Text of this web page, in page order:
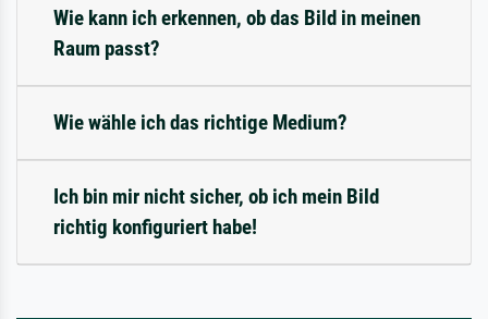
Wie kann ich erkennen, ob das Bild in meinen
Raum passt?
Wie wähle ich das richtige Medium?
Ich bin mir nicht sicher, ob ich mein Bild
richtig konfiguriert habe!